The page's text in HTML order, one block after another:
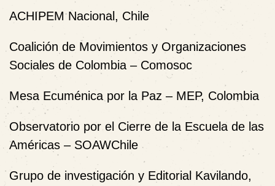
ACHIPEM Nacional, Chile
Coalición de Movimientos y Organizaciones
Sociales de Colombia – Comosoc
Mesa Ecuménica por la Paz – MEP, Colombia
Observatorio por el Cierre de la Escuela de las
Américas – SOAWChile
Grupo de investigación y Editorial Kavilando,